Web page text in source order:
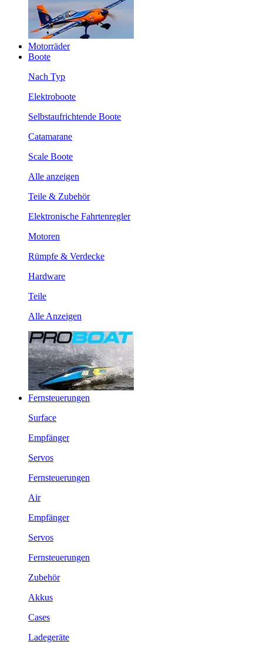
Motorräder
Boote
Nach Typ
Elektroboote
Selbstaufrichtende Boote
Catamarane
Scale Boote
Alle anzeigen
Teile & Zubehör
Elektronische Fahrtenregler
Motoren
Rümpfe & Verdecke
Hardware
Teile
Alle Anzeigen
Fernsteuerungen
Surface
Empfänger
Servos
Fernsteuerungen
Air
Empfänger
Servos
Fernsteuerungen
Zubehör
Akkus
Cases
Ladegeräte